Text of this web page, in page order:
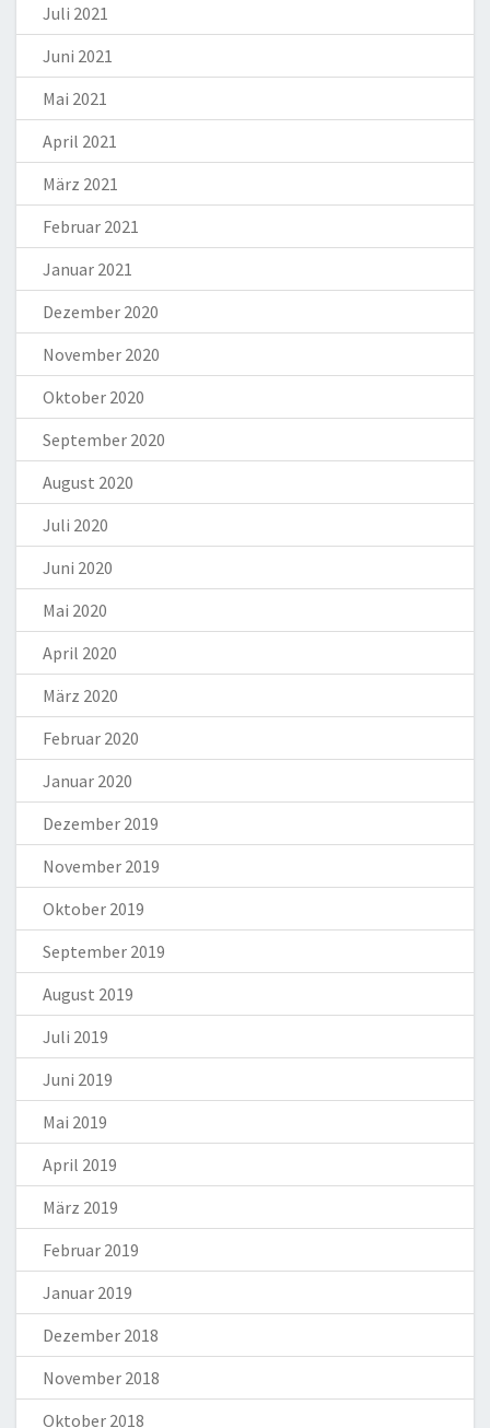
Juli 2021
Juni 2021
Mai 2021
April 2021
März 2021
Februar 2021
Januar 2021
Dezember 2020
November 2020
Oktober 2020
September 2020
August 2020
Juli 2020
Juni 2020
Mai 2020
April 2020
März 2020
Februar 2020
Januar 2020
Dezember 2019
November 2019
Oktober 2019
September 2019
August 2019
Juli 2019
Juni 2019
Mai 2019
April 2019
März 2019
Februar 2019
Januar 2019
Dezember 2018
November 2018
Oktober 2018